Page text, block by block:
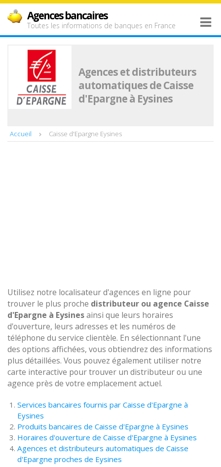
Agences bancaires
Toutes les informations de banques en France
Agences et distributeurs
automatiques de Caisse
d'Epargne à Eysines
Accueil Caisse d'Epargne Eysines
Utilisez notre localisateur d'agences en ligne pour
trouver le plus proche distributeur ou agence Caisse
d'Epargne à Eysinesainsi que leurs horaires
d'ouverture, leurs adresses et les numéros de
téléphone du service clientèle. En sélectionnant l'une
des options affichées, vous obtiendrez des informations
plus détaillées. Vous pouvez également utiliser notre
carte interactive pour trouver un distributeur ou une
agence près de votre emplacement actuel.
Services bancaires fournis par Caisse d'Epargne à
Eysines
Produits bancaires de Caisse d'Epargne à Eysines
Horaires d'ouverture de Caisse d'Epargne à Eysines
Agences et distributeurs automatiques de Caisse
d'Epargne proches de Eysines